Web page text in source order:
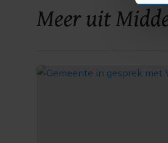
Met
ons
Meer uit